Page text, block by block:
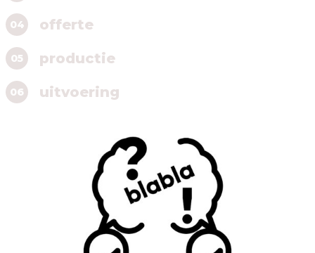
04 offerte
05 productie
06 uitvoering